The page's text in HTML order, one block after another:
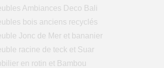
Ambiances Deco Bali
bois anciens recyclés
Jonc de Mer et bananier
racine de teck et Suar
en rotin et Bambou